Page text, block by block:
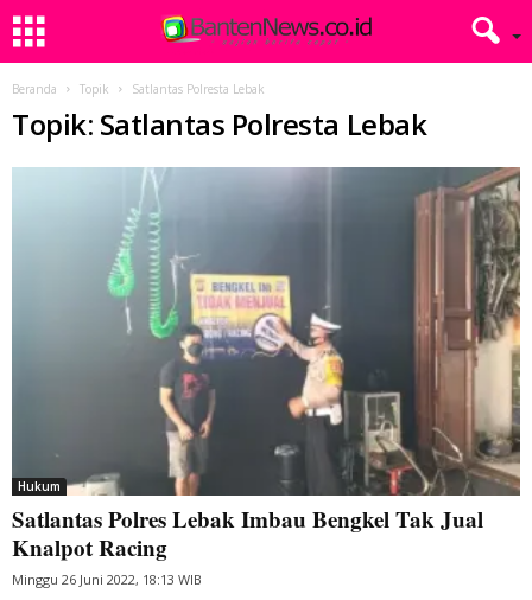
Beranda Topik Satlantas Polresta Lebak
Topik: Satlantas Polresta Lebak
Hukum
Satlantas Polres Lebak Imbau Bengkel Tak Jual
Knalpot Racing
Minggu 26 Juni 2022, 18:13 WIB